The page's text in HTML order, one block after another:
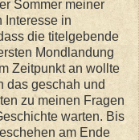
Sommer meiner
Interesse in
die titelgebende
Mondlandung
Zeitpunkt an wollte
das geschah und
zu meinen Fragen
warten. Bis
am Ende